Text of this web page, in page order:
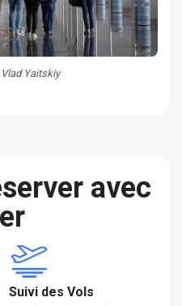
Yaitskiy
avec
Suivi des Vols